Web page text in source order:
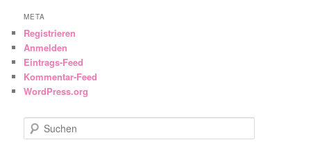
META
Registrieren
Anmelden
Eintrags-Feed
Kommentar-Feed
WordPress.org
Suchen